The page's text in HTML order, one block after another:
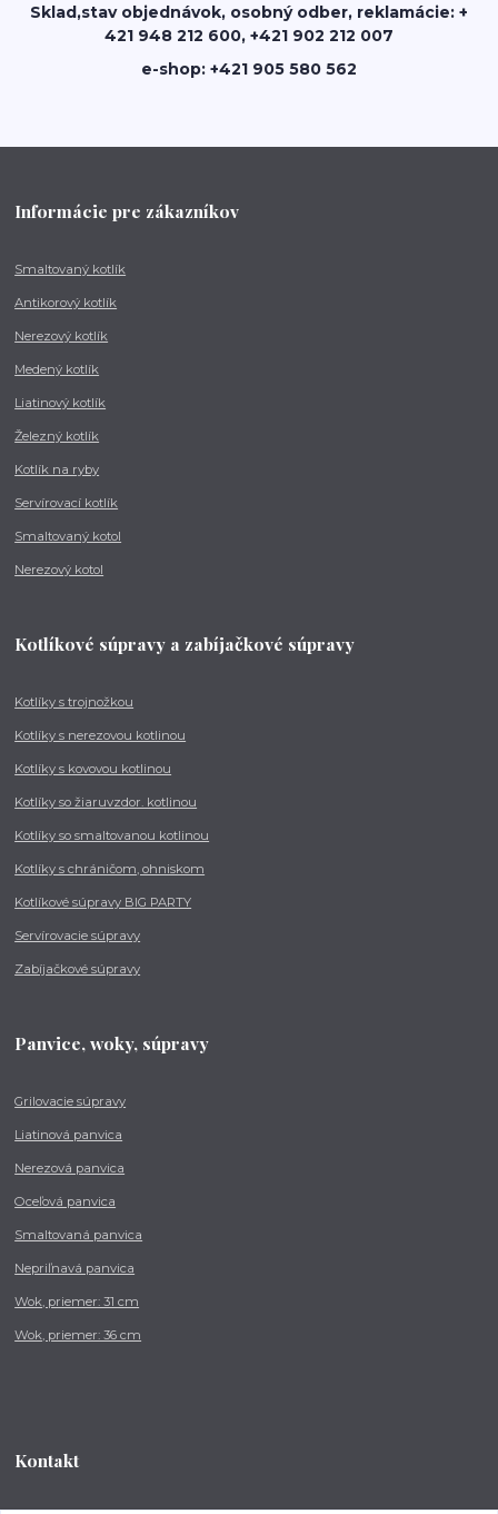
Sklad,stav objednávok, osobný odber, reklamácie: +
421 948 212 600, +421 902 212 007
e-shop: +421 905 580 562
Informácie pre zákazníkov
Smaltovaný kotlík
Antikorový kotlík
Nerezový kotlík
Medený kotlík
Liatinový kotlík
Železný kotlík
Kotlík na ryby
Servírovací kotlík
Smaltovaný kotol
Nerezový kotol
Kotlíkové súpravy a zabíjačkové súpravy
Kotlíky s trojnožkou
Kotlíky s nerezovou kotlinou
Kotlíky s kovovou kotlinou
Kotlíky so žiaruvzdor. kotlinou
Kotlíky so smaltovanou kotlinou
Kotlíky s chráničom, ohniskom
Kotlíkové súpravy BIG PARTY
Servírovacie súpravy
Zabíjačkové súpravy
Panvice, woky, súpravy
Grilovacie súpravy
Liatinová panvica
Nerezová panvica
Oceľová panvica
Smaltovaná panvica
Nepriľnavá panvica
Wok, priemer: 31 cm
Wok, priemer: 36 cm
Kontakt